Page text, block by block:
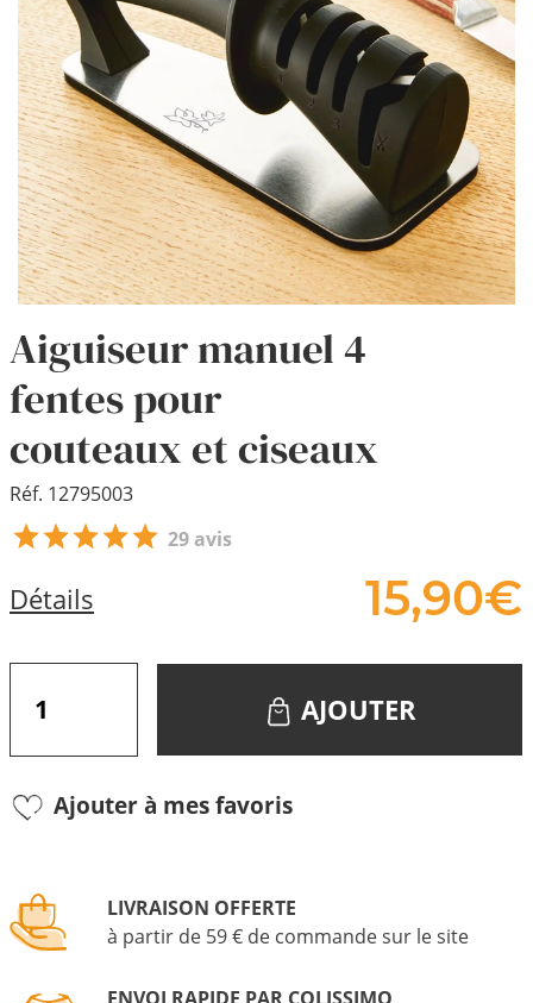
Aiguiseur manuel 4
fentes pour
couteaux et ciseaux
Réf. 12795003
29 avis
Détails 15,90€
AJOUTER
Ajouter à mes favoris
LIVRAISON OFFERTE
à partir de 59 € de commande sur le site